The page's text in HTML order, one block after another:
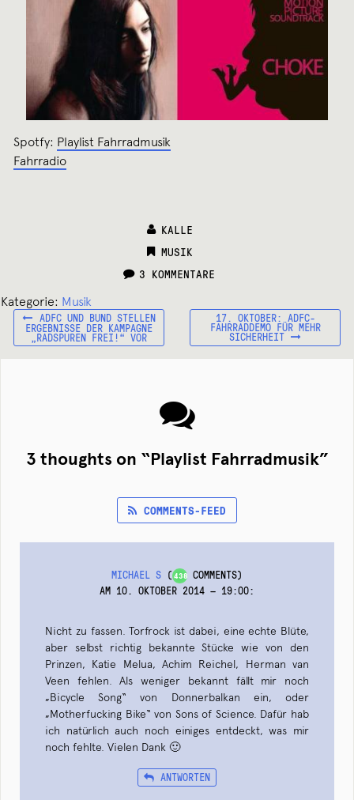
Spotfy: Playlist Fahrradmusik
Fahrradio
KALLE
CATEGORIES:
MUSIK
3 KOMMENTARE
Kategorie: Musik
Beitragsnavigation
VORHERIGER
BEITRAG:
ADFC UND BUND STELLEN
ERGEBNISSE DER KAMPAGNE
„RADSPUREN FREI!“ VOR
NÄCHSTER
BEITRAG:
17. OKTOBER: ADFC-
FAHRRADDEMO FÜR MEHR
SICHERHEIT
3 thoughts on “Playlist Fahrradmusik”
COMMENTS-FEED
MICHAEL S (438 COMMENTS)
AM 10. OKTOBER 2014 — 19:00:
Nicht zu fassen. Torfrock ist dabei, eine echte Blüte,
aber selbst richtig bekannte Stücke wie von den
Prinzen, Katie Melua, Achim Reichel, Herman van
Veen fehlen. Als weniger bekannt fällt mir noch
„Bicycle Song“ von Donnerbalkan ein, oder
„Motherfucking Bike“ von Sons of Science. Dafür hab
ich natürlich auch noch einiges entdeckt, was mir
noch fehlte. Vielen Dank 🙂
ANTWORTEN